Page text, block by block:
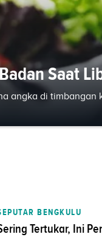
Saat
angka di
BENGKULU
Tertukar, Ini